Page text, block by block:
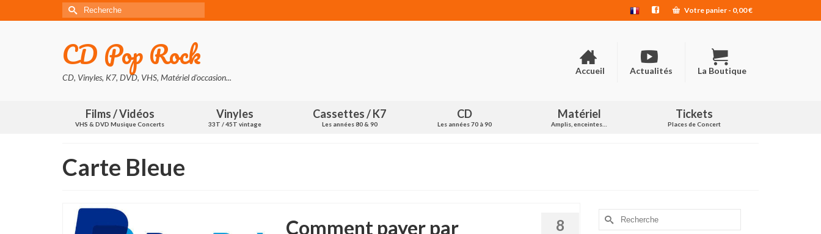
Votre panier - 0,00€
Rechercher :
CD Pop Rock
CD, Vinyles, K7, DVD, VHS, Matériel d'occasion...
Accueil Actualités La Boutique
Films / Vidéos
VHS & DVD Musique Concerts
Vinyles
33T / 45T vintage
Cassettes / K7
Les années 80 & 90
CD
Les années 70 à 90
Matériel
Amplis, enceintes…
Tickets
Places de Concert
Carte Bleue
8
Comment payer par
Rechercher :